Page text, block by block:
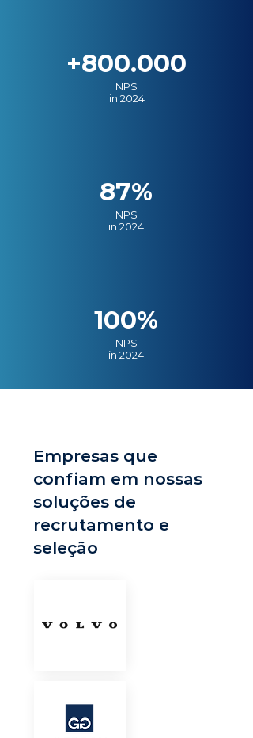
+800.000
NPS
in 2024
87%
NPS
in 2024
100%
NPS
in 2024
Empresas que
confiam em nossas
soluções de
recrutamento e
seleção